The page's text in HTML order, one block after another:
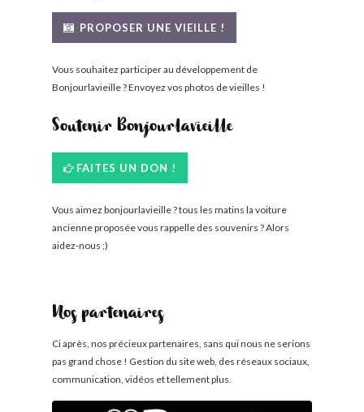
PROPOSER UNE VIEILLE !
Vous souhaitez participer au développement de
Bonjourlavieille ? Envoyez vos photos de vieilles !
Soutenir Bonjourlavieille
FAITES UN DON !
Vous aimez bonjourlavieille ? tous les matins la voiture
ancienne proposée vous rappelle des souvenirs ? Alors
aidez-nous ;)
Nos partenaires
Ci après, nos précieux partenaires, sans qui nous ne serions
pas grand chose ! Gestion du site web, des réseaux sociaux,
communication, vidéos et tellement plus.